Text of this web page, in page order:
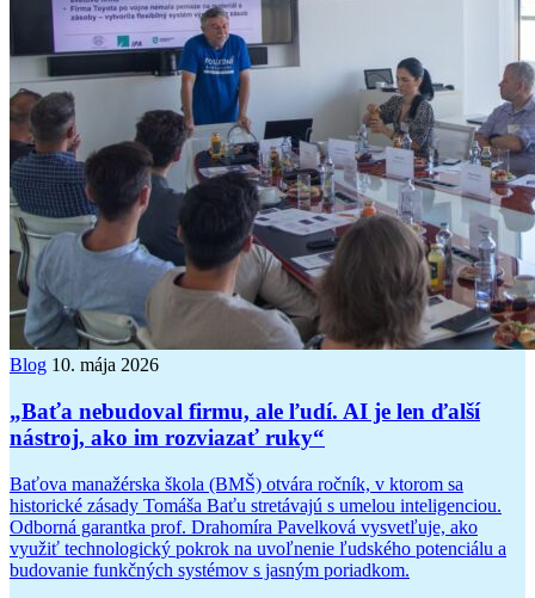
Blog 10. mája 2026
„Baťa nebudoval firmu, ale ľudí. AI je len ďalší
nástroj, ako im rozviazať ruky“
Baťova manažérska škola (BMŠ) otvára ročník, v ktorom sa
historické zásady Tomáša Baťu stretávajú s umelou inteligenciou.
Odborná garantka prof. Drahomíra Pavelková vysvetľuje, ako
využiť technologický pokrok na uvoľnenie ľudského potenciálu a
budovanie funkčných systémov s jasným poriadkom.